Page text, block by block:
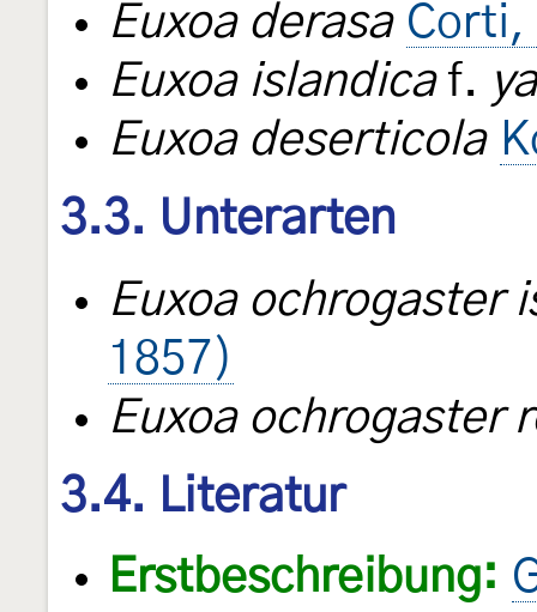
Euxoa derasa Corti,
Euxoa islandicaf.
Euxoa deserticola
3.3. Unterarten
Euxoa ochrogaster
1857)
Euxoa ochrogaster
3.4. Literatur
Erstbeschreibung: